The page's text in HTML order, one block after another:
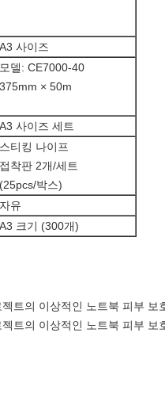
A3 사이즈
모델: CE7000-40
375mm × 50m
A3 사이즈 세트
스티킹 나이프
접착판 2개/세트
(25pcs/박스)
자유
A3 크기 (300개)